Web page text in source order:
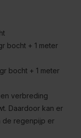
bocht + 1 meter
bocht + 1 meter
verbreding
Daardoor kan er
de regenpijp er